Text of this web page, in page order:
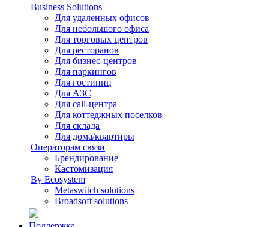
Business Solutions
Для удаленных офисов
Для небольшого офиса
Для торговых центров
Для ресторанов
Для бизнес-центров
Для паркингов
Для гостиниц
Для АЗС
Для call-центра
Для коттеджных поселков
Для склада
Для дома/квартиры
Операторам связи
Брендирование
Кастомизация
By Ecosystem
Metaswitch solutions
Broadsoft solutions